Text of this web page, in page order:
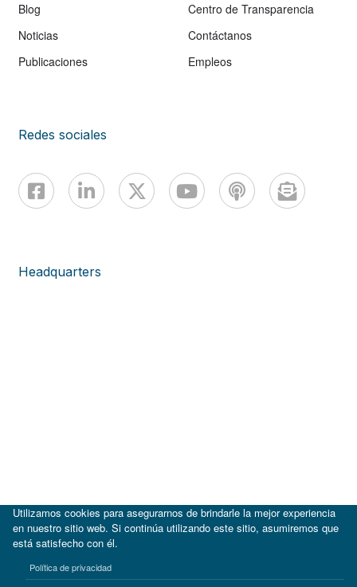
Blog
Noticias
Publicaciones
Centro de Transparencia
Contáctanos
Empleos
Redes sociales
Headquarters
Utilizamos cookies para asegurarnos de brindarle la mejor experiencia
en nuestro sitio web. Si continúa utilizando este sitio, asumiremos que
está satisfecho con él.
Política de privacidad